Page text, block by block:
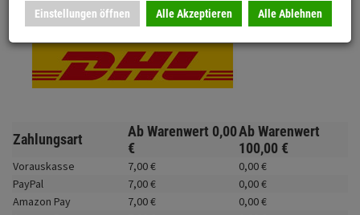
Beleuchtung
Fahrwerk
Zubehör
Merchandise
Zahlungsart Ab Warenwert 0,00
€
Ab Warenwert
100,00 €
Vorauskasse 7,00€ 0,00€
PayPal
7,00€ 0,00€
Amazon Pay
7,00€ 0,00€
Einstellungen öffnen Alle Akzeptieren Alle Ablehnen